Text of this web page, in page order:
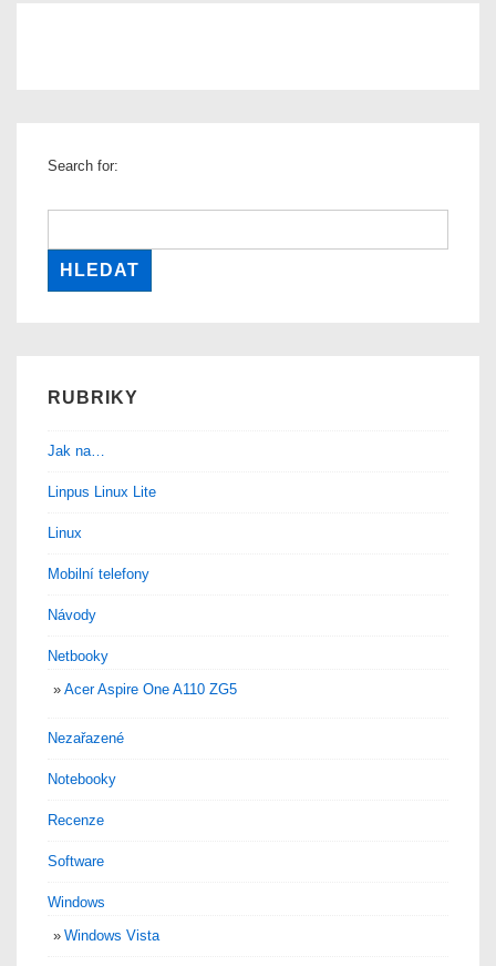
Search for:
RUBRIKY
Jak na…
Linpus Linux Lite
Linux
Mobilní telefony
Návody
Netbooky
Acer Aspire One A110 ZG5
Nezařazené
Notebooky
Recenze
Software
Windows
Windows Vista